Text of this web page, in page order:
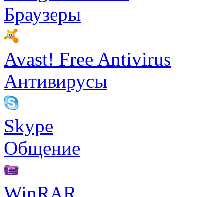
Браузеры
Avast! Free Antivirus
Антивирусы
Skype
Общение
WinRAR